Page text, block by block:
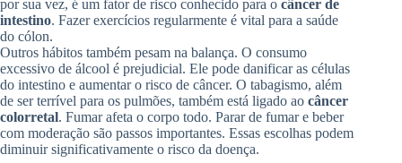
por sua vez, é um fator de risco conhecido para o câncer de
intestino. Fazer exercícios regularmente é vital para a saúde
do cólon.
Outros hábitos também pesam na balança. O consumo
excessivo de álcool é prejudicial. Ele pode danificar as células
do intestino e aumentar o risco de câncer. O tabagismo, além
de ser terrível para os pulmões, também está ligado ao câncer
colorretal. Fumar afeta o corpo todo. Parar de fumar e beber
com moderação são passos importantes. Essas escolhas podem
diminuir significativamente o risco da doença.